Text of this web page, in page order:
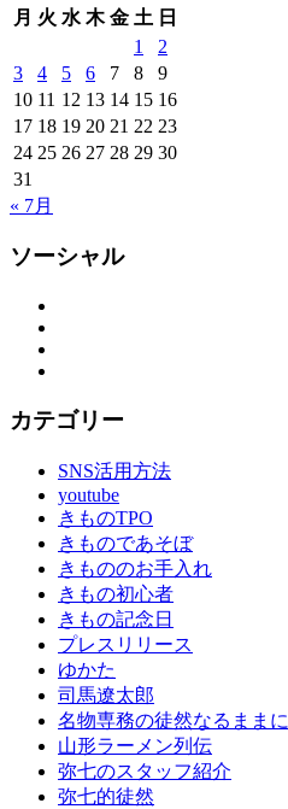
月 火 水 木 金 土 日
1
2
3
4 5 6 7 8
9
10 11 12 13 14 15 16
17 18 19 20 21 22 23
24 25 26 27 28 29 30
31
« 7月
ソーシャル
カテゴリー
SNS活用方法
youtube
きものTPO
きものであそぼ
きもののお手入れ
きもの初心者
きもの記念日
プレスリリース
ゆかた
司馬遼太郎
名物専務の徒然なるままに
山形ラーメン列伝
弥七のスタッフ紹介
弥七的徒然